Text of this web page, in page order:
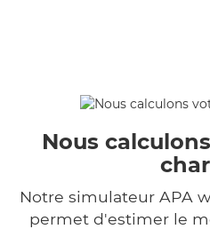
Nous
Notre simulateur APA
permet d'estimer le